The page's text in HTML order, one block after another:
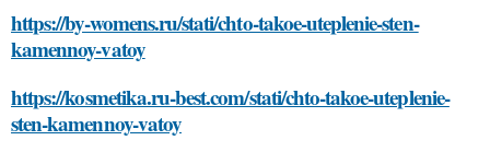
https://by-womens.ru/stati/chto-takoe-uteplenie-sten-
kamennoy-vatoy
https://kosmetika.ru-best.com/stati/chto-takoe-uteplenie-
sten-kamennoy-vatoy